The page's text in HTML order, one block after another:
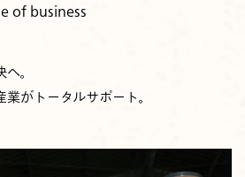
of business
。
がトータルサポート。